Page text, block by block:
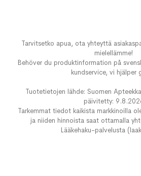
Tarvitsetko apua, ota yhteyttä
mielellämme!
Behöver du produktinformation på
kundservice, vi hjälper
Tuotetietojen lähde: Suomen
päivitetty:
Tarkemmat tiedot kaikista markkinoilla
ja niiden hinnoista saat ottamalla
Lääkehaku-palvelusta